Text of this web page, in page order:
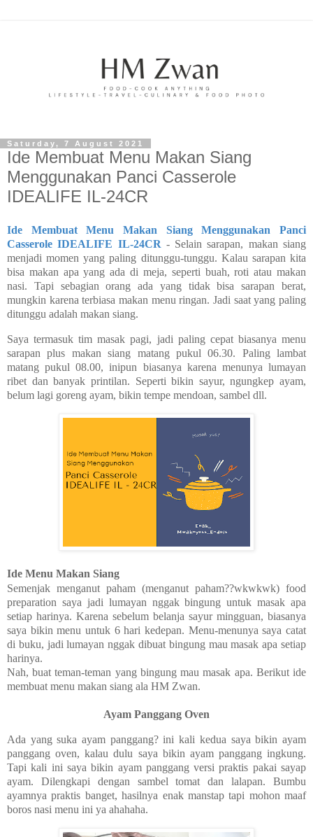
Saturday, 7 August 2021
Ide Membuat Menu Makan Siang
Menggunakan Panci Casserole
IDEALIFE IL-24CR
Ide Membuat Menu Makan Siang Menggunakan Panci
Casserole IDEALIFE IL-24CR - Selain sarapan, makan siang
menjadi momen yang paling ditunggu-tunggu. Kalau sarapan kita
bisa makan apa yang ada di meja, seperti buah, roti atau makan
nasi. Tapi sebagian orang ada yang tidak bisa sarapan berat,
mungkin karena terbiasa makan menu ringan. Jadi saat yang paling
ditunggu adalah makan siang.
Saya termasuk tim masak pagi, jadi paling cepat biasanya menu
sarapan plus makan siang matang pukul 06.30. Paling lambat
matang pukul 08.00, inipun biasanya karena menunya lumayan
ribet dan banyak printilan. Seperti bikin sayur, ngungkep ayam,
belum lagi goreng ayam, bikin tempe mendoan, sambel dll.
Ide Menu Makan Siang
Semenjak menganut paham (menganut paham??wkwkwk) food
preparation saya jadi lumayan nggak bingung untuk masak apa
setiap harinya. Karena sebelum belanja sayur mingguan, biasanya
saya bikin menu untuk 6 hari kedepan. Menu-menunya saya catat
di buku, jadi lumayan nggak dibuat bingung mau masak apa setiap
harinya.
Nah, buat teman-teman yang bingung mau masak apa. Berikut ide
membuat menu makan siang ala HM Zwan.
Ayam Panggang Oven
Ada yang suka ayam panggang? ini kali kedua saya bikin ayam
panggang oven, kalau dulu saya bikin ayam panggang ingkung.
Tapi kali ini saya bikin ayam panggang versi praktis pakai sayap
ayam. Dilengkapi dengan sambel tomat dan lalapan. Bumbu
ayamnya praktis banget, hasilnya enak manstap tapi mohon maaf
boros nasi menu ini ya ahahaha.